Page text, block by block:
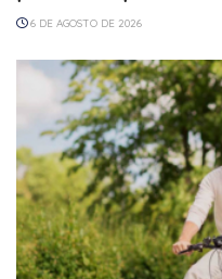
6 DE AGOSTO DE 2026